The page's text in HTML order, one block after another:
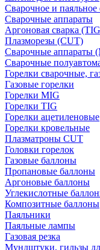
Сварочное и паяльное
Сварочные аппараты
Аргоновая сварка
Плазморезы (CUT)
Сварочные аппараты
Сварочные
Горелки сварочные,
Газовые горелки
Горелки MIG
Горелки TIG
Горелки ацетиленовые
Горелки кровельные
Плазматроны CUT
Головки горелок
Газовые баллоны
Пропановые баллоны
Аргоновые баллоны
Углекислотные
Композитные баллоны
Паяльники
Паяльные лампы
Газовая резка
Мундштуки, гильзы